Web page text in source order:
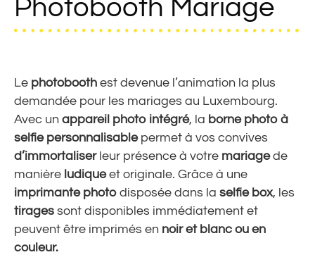
Photobooth Mariage
Le photobooth est devenue l’animation la plus
demandée pour les mariages au Luxembourg.
Avec un appareil photo intégré, la borne photo à
selfie personnalisable permet à vos convives
d’immortaliser leur présence à votre mariagede
manière ludiqueet originale. Grâce à une
imprimante photo disposée dans la selfie box, les
tirages sont disponibles immédiatement et
peuvent être imprimés en noir et blanc ou en
couleur.